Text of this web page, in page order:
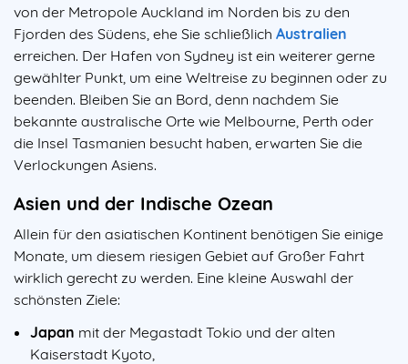
von der Metropole Auckland im Norden bis zu den
Fjorden des Südens, ehe Sie schließlich Australien
erreichen. Der Hafen von Sydney ist ein weiterer gerne
gewählter Punkt, um eine Weltreise zu beginnen oder zu
beenden. Bleiben Sie an Bord, denn nachdem Sie
bekannte australische Orte wie Melbourne, Perth oder
die Insel Tasmanien besucht haben, erwarten Sie die
Verlockungen Asiens.
Asien und der Indische Ozean
Allein für den asiatischen Kontinent benötigen Sie einige
Monate, um diesem riesigen Gebiet auf Großer Fahrt
wirklich gerecht zu werden. Eine kleine Auswahl der
schönsten Ziele:
Japan mit der Megastadt Tokio und der alten
Kaiserstadt Kyoto,